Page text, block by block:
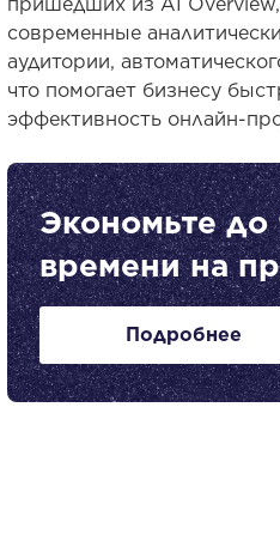
современные
аудитории,
что помогает бизнесу
эффективность онлайн-
Экономьте до
времени на
Подробнее